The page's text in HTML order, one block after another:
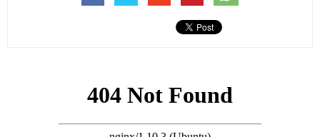
【曾低頭嗚咽「冇媽媽冇我」】郭富城未能送母最後一程：世界
好多嘢會變老，唯獨對母親的愛永不會老
【仲Tag埋阿嬌】前前妻Ivy深夜發文 被指内藏阿嬌賴弘國離婚真